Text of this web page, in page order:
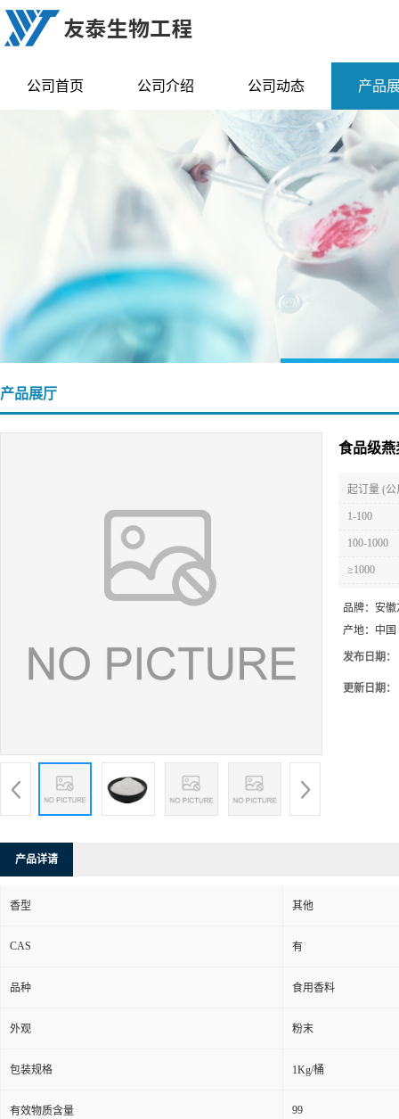
公司首页 公司介绍 公司动态 产品
产品展厅
食品级燕
起订量 (公
1-100
100-1000
≥1000
品牌： 安徽
产地： 中国
发布日期：
更新日期：
产品详请
香型 其他
CAS 有
品种 食用香料
外观 粉末
包装规格 1Kg/桶
有效物质含量 99